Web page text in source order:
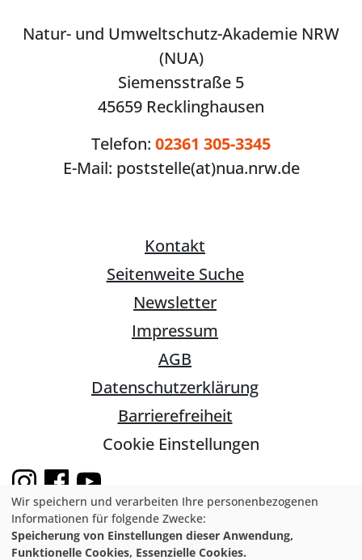
Natur- und Umweltschutz-Akademie NRW
(NUA)
Siemensstraße 5
45659 Recklinghausen
Telefon: 02361 305-3345
E-Mail: poststelle(at)nua.nrw.de
Kontakt
Seitenweite Suche
Newsletter
Impressum
AGB
Datenschutzerklärung
Barrierefreiheit
Cookie Einstellungen
© 2026 Natur- und Umweltschutz-
Wir speichern und verarbeiten Ihre personenbezogenen
Informationen für folgende Zwecke:
Speicherung von Einstellungen dieser Anwendung,
Funktionelle Cookies, Essenzielle Cookies.